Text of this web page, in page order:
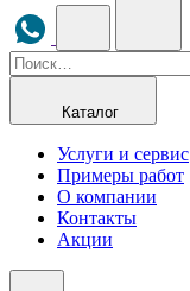
Каталог
Услуги и сервис
Примеры работ
О компании
Контакты
Акции